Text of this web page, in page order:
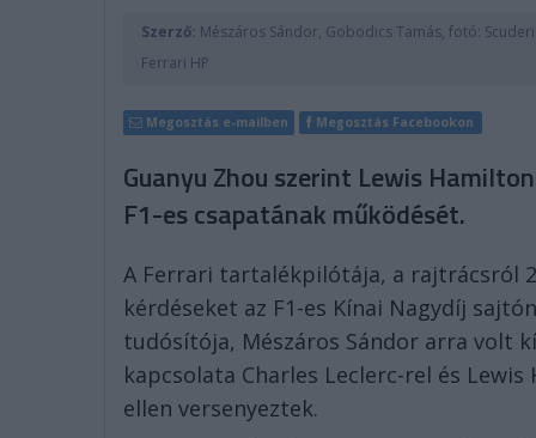
Szerző: Mészáros Sándor, Gobodics Tamás, fotó:
Ferrari HP
Megosztás e-mailben Megosztás Facebookon
Guanyu Zhou szerint Lewis
F1-es csapatának működését.
A Ferrari tartalékpilótája, a rajtrácsról
kérdéseket az F1-es Kínai Nagydíj
tudósítója, Mészáros Sándor arra volt
kapcsolata Charles Leclerc-rel és
ellen versenyeztek.